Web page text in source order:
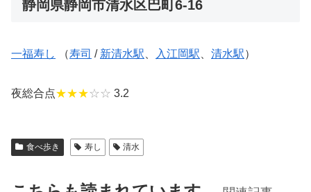
静岡県静岡市清水区巴町6-16
一福寿し （寿司 / 新清水駅 入江岡駅 清水駅）
夜総合点★★★☆☆ 3.2
食べ歩き 寿し 清水